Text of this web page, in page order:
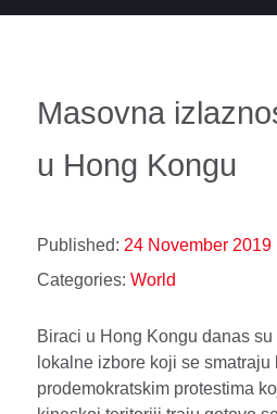
Masovna
u Hong Kongu
Published: 24 November 2019
Categories: World
Biraci u Hong Kongu danas
lokalne izbore koji se
prodemokratskim protestima